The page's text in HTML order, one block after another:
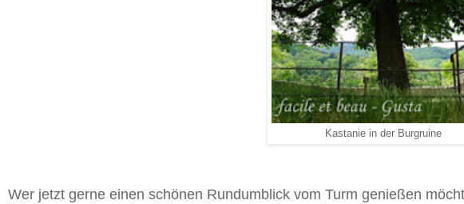
Kastanie in der Burgruine
Wer jetzt gerne einen schönen Rundumblick vom Turm genießen